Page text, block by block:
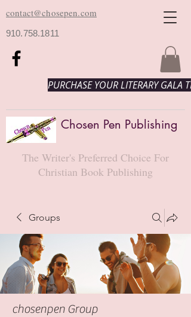
contact@chosepen.com
910.758.1811
PURCHASE YOUR LITERARY GALA
Chosen Pen Publishing
The Writer's Preferred Choice For
Christian Book Publishing
Groups
chosenpen Group